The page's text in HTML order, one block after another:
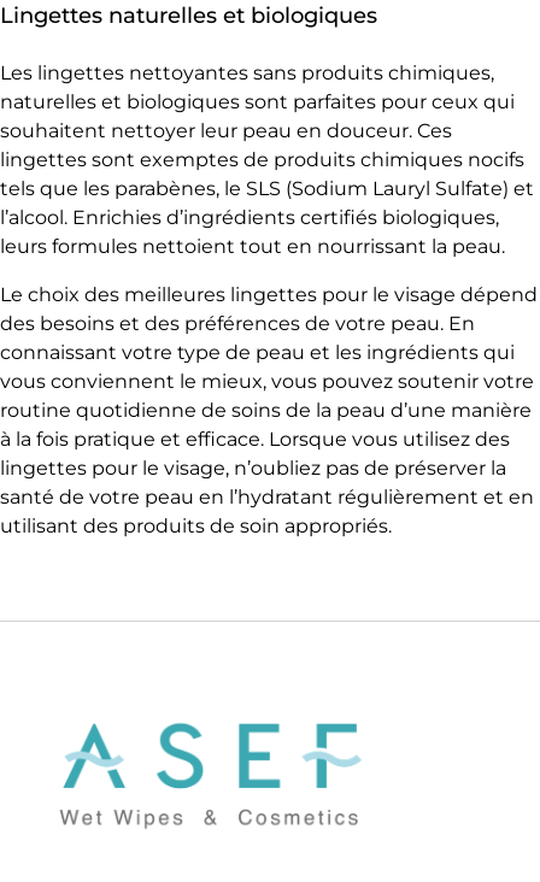
Lingettes naturelles et biologiques
Les lingettes nettoyantes sans produits chimiques,
naturelles et biologiques sont parfaites pour ceux qui
souhaitent nettoyer leur peau en douceur. Ces
lingettes sont exemptes de produits chimiques nocifs
tels que les parabènes, le SLS (Sodium Lauryl Sulfate) et
l’alcool. Enrichies d’ingrédients certifiés biologiques,
leurs formules nettoient tout en nourrissant la peau.
Le choix des meilleures lingettes pour le visage dépend
des besoins et des préférences de votre peau. En
connaissant votre type de peau et les ingrédients qui
vous conviennent le mieux, vous pouvez soutenir votre
routine quotidienne de soins de la peau d’une manière
à la fois pratique et efficace. Lorsque vous utilisez des
lingettes pour le visage, n’oubliez pas de préserver la
santé de votre peau en l’hydratant régulièrement et en
utilisant des produits de soin appropriés.